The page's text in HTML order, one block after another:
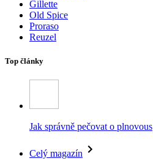
Gillette
Old Spice
Proraso
Reuzel
Top články
Jak správně pečovat o plnovous
Celý magazín